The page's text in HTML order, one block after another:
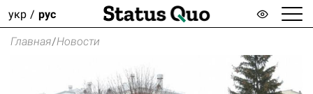
укр рус
Главная/Новости